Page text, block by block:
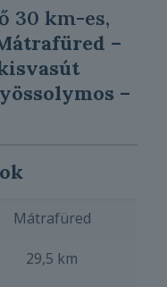
30 km-es,
–
–
Mátrafüred
29,5 km